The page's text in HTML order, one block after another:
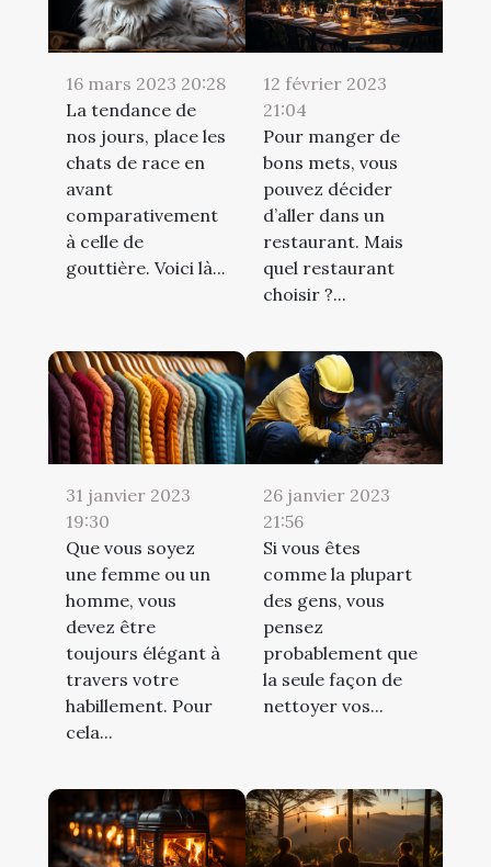
16 mars 2023 20:28
La tendance de
nos jours, place les
chats de race en
avant
comparativement
à celle de
gouttière. Voici là...
12 février 2023
21:04
Pour manger de
bons mets, vous
pouvez décider
d’aller dans un
restaurant. Mais
quel restaurant
choisir ?...
31 janvier 2023
19:30
Que vous soyez
une femme ou un
homme, vous
devez être
toujours élégant à
travers votre
habillement. Pour
cela...
26 janvier 2023
21:56
Si vous êtes
comme la plupart
des gens, vous
pensez
probablement que
la seule façon de
nettoyer vos...